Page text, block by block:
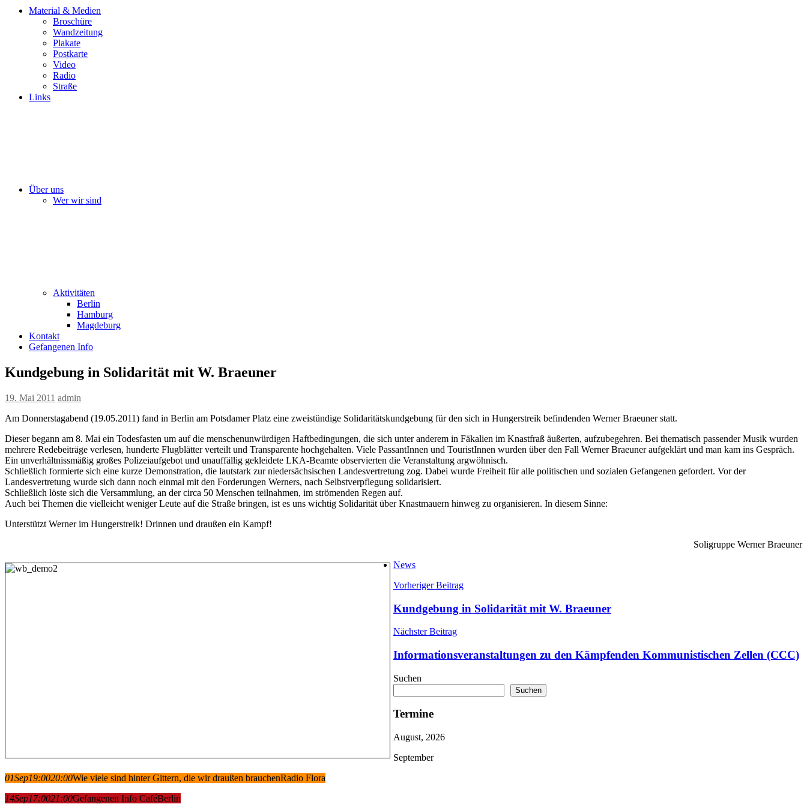
Material & Medien
Broschüre
Wandzeitung
Plakate
Postkarte
Video
Radio
Straße
Links
Über uns
Wer wir sind
Aktivitäten
Berlin
Hamburg
Magdeburg
Kontakt
Gefangenen Info
Kundgebung in Solidarität mit W. Braeuner
19. Mai 2011 admin
Am Donnerstagabend (19.05.2011) fand in Berlin am Potsdamer Platz eine zweistündige Solidaritätskundgebung für den sich in Hungerstreik befindenden Werner Braeuner statt.
Dieser begann am 8. Mai ein Todesfasten um auf die menschenunwürdigen Haftbedingungen, die sich unter anderem in Fäkalien im Knastfraß äußerten, aufzubegehren. Bei thematisch passender Musik wurden
mehrere Redebeiträge verlesen, hunderte Flugblätter verteilt und Transparente hochgehalten. Viele PassantInnen und TouristInnen wurden über den Fall Werner Braeuner aufgeklärt und man kam ins Gespräch.
Ein unverhältnissmäßig großes Polizeiaufgebot und unauffällig gekleidete LKA-Beamte observierten die Veranstaltung argwöhnisch.
Schließlich formierte sich eine kurze Demonstration, die lautstark zur niedersächsischen Landesvertretung zog. Dabei wurde Freiheit für alle politischen und sozialen Gefangenen gefordert. Vor der
Landesvertretung wurde sich dann noch einmal mit den Forderungen Werners, nach Selbstverpflegung solidarisiert.
Schließlich löste sich die Versammlung, an der circa 50 Menschen teilnahmen, im strömenden Regen auf.
Auch bei Themen die vielleicht weniger Leute auf die Straße bringen, ist es uns wichtig Solidarität über Knastmauern hinweg zu organisieren. In diesem Sinne:
Unterstützt Werner im Hungerstreik! Drinnen und draußen ein Kampf!
Soligruppe Werner Braeuner
News
Vorheriger Beitrag
Kundgebung in Solidarität mit W. Braeuner
Nächster Beitrag
Informationsveranstaltungen zu den Kämpfenden Kommunistischen Zellen (CCC)
Suchen
Suchen
Termine
August, 2026
September
01Sep19:0020:00Wie viele sind hinter Gittern, die wir draußen brauchenRadio Flora
14Sep17:0021:00Gefangenen Info CaféBerlin